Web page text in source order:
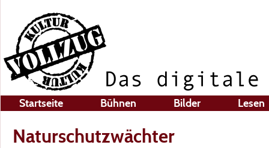
Startseite Bühnen Bilder Lesen
Naturschutzwächter